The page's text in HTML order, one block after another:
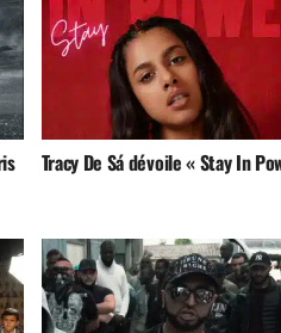
Tracy De Sá dévoile « Stay In